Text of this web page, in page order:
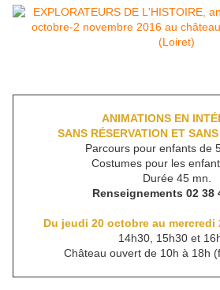
ANIMATIONS EN
SANS RÉSERVATION ET
Parcours pour enfants de
Costumes pour les
Durée 45 mn.
Renseignements 02 38
Du jeudi 20 octobre au mercredi
14h30, 15h30 et
Château ouvert de 10h à 18h